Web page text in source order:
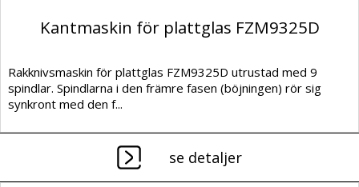
Kantmaskin för plattglas FZM9325D
Rakknivsmaskin för plattglas FZM9325D utrustad med 9
spindlar. Spindlarna i den främre fasen (böjningen) rör sig
synkront med den f...
se detaljer